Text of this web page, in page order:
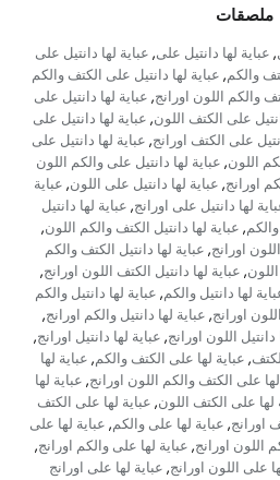
ملصقات
, عباية لها دانتيل على, عباية لها دانتيل على
والكم, عباية لها دانتيل على الكتف والكم
والكم اللون اورانج, عباية لها دانتيل على
على الكتف اللون, عباية لها دانتيل على
على الكتف اورانج, عباية لها دانتيل على
اللون, عباية لها دانتيل على والكم اللون
اورانج, عباية لها دانتيل على اللون, عباية
لها دانتيل على اورانج, عباية لها دانتيل
, عباية لها دانتيل الكتف والكم اللون,
اورانج, عباية لها دانتيل الكتف والكم
, عباية لها دانتيل الكتف اللون اورانج,
لها دانتيل والكم, عباية لها دانتيل والكم
اورانج, عباية لها دانتيل والكم اورانج,
دانتيل اللون اورانج, عباية لها دانتيل اورانج,
, عباية لها على الكتف والكم, عباية لها
على الكتف والكم اللون اورانج, عباية لها
لها على الكتف اللون, عباية لها على الكتف
اورانج, عباية لها على والكم, عباية لها على
اللون اورانج, عباية لها على والكم اورانج,
على اللون اورانج, عباية لها على اورانج